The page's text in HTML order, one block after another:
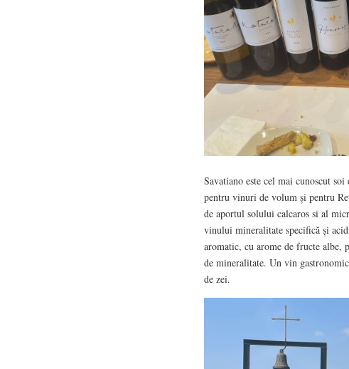
Savatiano este cel mai cunoscut
pentru vinuri de volum și pentru
de aportul solului calcaros si al
vinului mineralitate specifică și
aromatic, cu arome de fructe albe,
de mineralitate. Un vin
de zei.